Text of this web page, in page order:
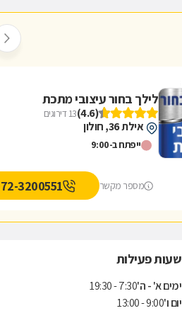
לילך בחור עיצובי מתכת
(4.6) 13 דירוגים
אילת 36, חולון
ייפתח ב-9:00
מספר מקשר 3200551
שעות פעילות
ימים א' - ה'7:30 - 19:30
יום ו'9:00 - 13:00